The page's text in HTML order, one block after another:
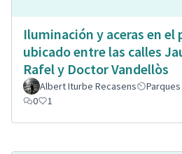
Iluminación y aceras en el
ubicado entre las calles
Rafel y Doctor Vandellòs
Albert Iturbe Recasens
0
1